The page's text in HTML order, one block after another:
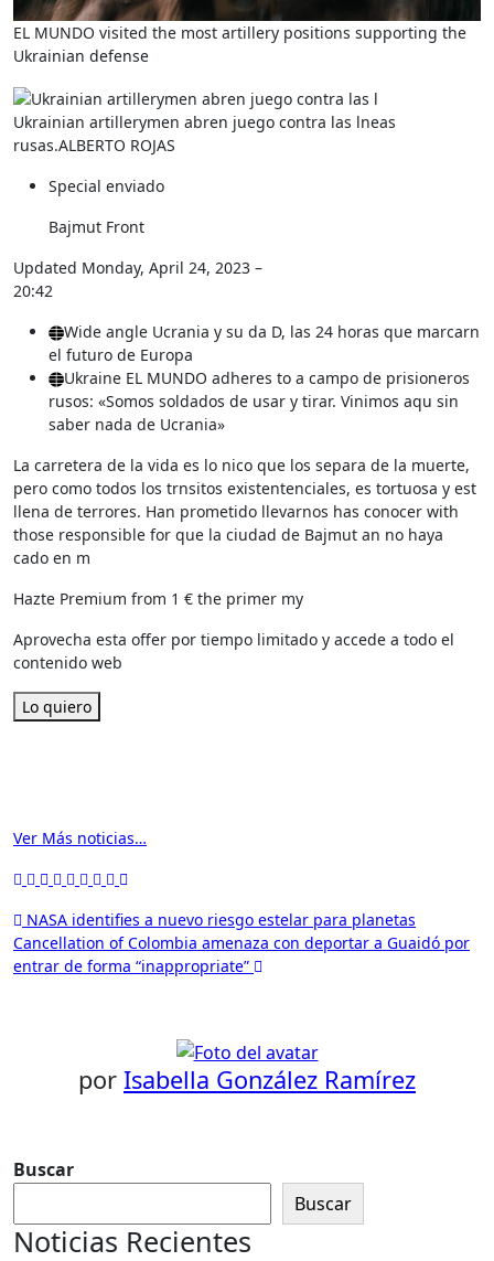
EL MUNDO visited the most artillery positions supporting the
Ukrainian defense
Ukrainian artillerymen abren juego contra las lneas
rusas.ALBERTO ROJAS
Special enviado
Bajmut Front
Updated Monday, April 24, 2023 –
20:42
Wide angle Ucrania y su da D, las 24 horas que marcarn
el futuro de Europa
Ukraine EL MUNDO adheres to a campo de prisioneros
rusos: «Somos soldados de usar y tirar. Vinimos aqu sin
saber nada de Ucrania»
La carretera de la vida es lo nico que los separa de la muerte,
pero como todos los trnsitos existentenciales, es tortuosa y est
llena de terrores. Han prometido llevarnos has conocer with
those responsible for que la ciudad de Bajmut an no haya
cado en m
Hazte Premium from 1 € the primer my
Aprovecha esta offer por tiempo limitado y accede a todo el
contenido web
Lo quiero
Ver Más noticias…
Navegación
de
NASA identifies a nuevo riesgo estelar para planetas
Cancellation of Colombia amenaza con deportar a Guaidó por
entrar de forma “inappropriate”
por Isabella González Ramírez
Buscar
Buscar
Noticias Recientes